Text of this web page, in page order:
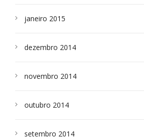
janeiro 2015
dezembro 2014
novembro 2014
outubro 2014
setembro 2014